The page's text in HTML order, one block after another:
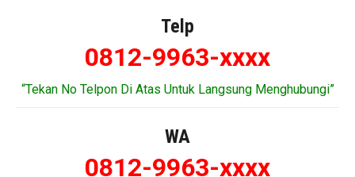
Telp
0812-9963-xxxx
“Tekan No Telpon Di Atas Untuk Langsung Menghubungi”
WA
0812-9963-xxxx